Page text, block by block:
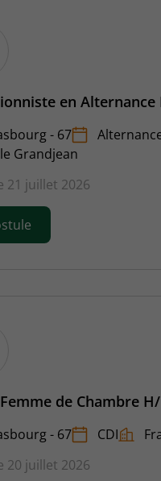
en Alternance
- 67
Grandjean
21 juillet 2026
de Chambre
- 67 CDI
20 juillet 2026